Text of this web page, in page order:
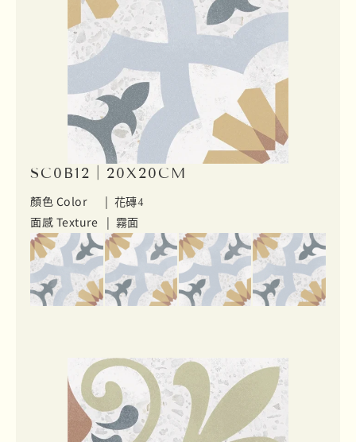
SC0B12｜20X20CM
顏色 Color | 花磚4
面感 Texture | 霧面